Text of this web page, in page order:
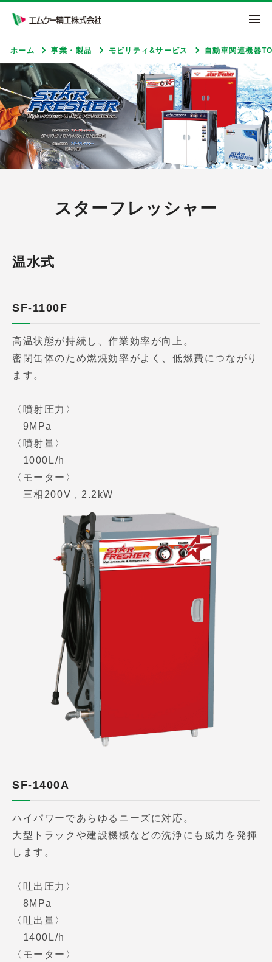
エムケー精工株式
ホーム 事業・製品 モビリティ&サービス 自動車関連機器
スターフレッシャー
温水式
SF-1100F
高温状態が持続し、作業効率が向上。
密閉缶体のため燃焼効率がよく、低燃費につながり
ます。
〈噴射圧力〉
9MPa
〈噴射量〉
1000L/h
〈モーター〉
三相200V , 2.2kW
SF-1400A
ハイパワーであらゆるニーズに対応。
大型トラックや建設機械などの洗浄にも威力を発揮
します。
〈吐出圧力〉
8MPa
〈吐出量〉
1400L/h
〈モーター〉